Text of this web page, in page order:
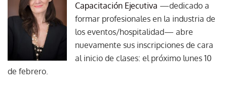
Capacitación Ejecutiva —dedicado a
formar profesionales en la industria de
los eventos/hospitalidad— abre
nuevamente sus inscripciones de cara
al inicio de clases: el próximo lunes 10
de febrero.